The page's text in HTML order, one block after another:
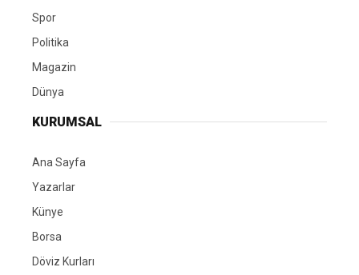
Spor
Politika
Magazin
Dünya
KURUMSAL
Ana Sayfa
Yazarlar
Künye
Borsa
Döviz Kurları